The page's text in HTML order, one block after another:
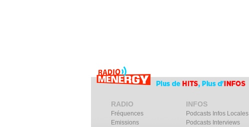
RADIO
Fréquences
Emissions
INFOS
Podcasts Infos Locales
Podcasts Interviews